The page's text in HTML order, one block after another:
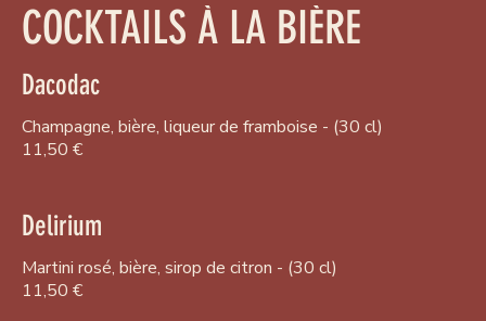
COCKTAILS À LA BIÈRE
Dacodac
Champagne, bière, liqueur de framboise - (30 cl)
11,50 €
Delirium
Martini rosé, bière, sirop de citron - (30 cl)
11,50 €